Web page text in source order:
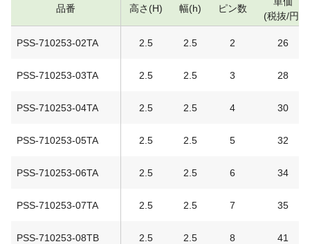
品番 高さ(H) 幅(h) ピン数
(税抜/円)
PSS-710253-02TA 2.5 2.5 2 26
PSS-710253-03TA 2.5 2.5 3 28
PSS-710253-04TA 2.5 2.5 4 30
PSS-710253-05TA 2.5 2.5 5 32
PSS-710253-06TA 2.5 2.5 6 34
PSS-710253-07TA 2.5 2.5 7 35
PSS-710253-08TB 2.5 2.5 8 41